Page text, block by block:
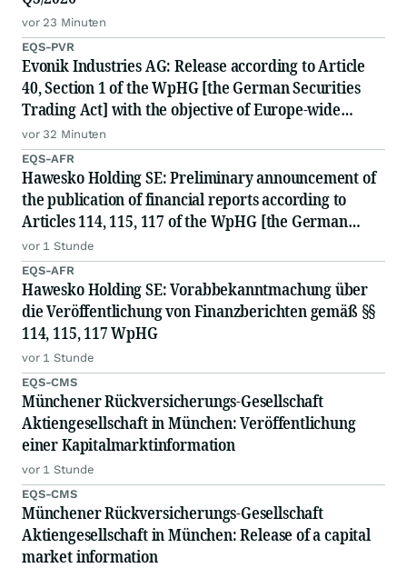
vor 23 Minuten
EQS-PVR
Evonik Industries AG: Release according to Article
40, Section 1 of the WpHG [the German Securities
Trading Act] with the objective of Europe-wide
distribution
vor 32 Minuten
EQS-AFR
Hawesko Holding SE: Preliminary announcement of
the publication of financial reports according to
Articles 114, 115, 117 of the WpHG [the German
Securities Act]
vor 1 Stunde
EQS-AFR
Hawesko Holding SE: Vorabbekanntmachung über
die Veröffentlichung von Finanzberichten gemäß §§
114, 115, 117 WpHG
vor 1 Stunde
EQS-CMS
Münchener Rückversicherungs-Gesellschaft
Aktiengesellschaft in München: Veröffentlichung
einer Kapitalmarktinformation
vor 1 Stunde
EQS-CMS
Münchener Rückversicherungs-Gesellschaft
Aktiengesellschaft in München: Release of a capital
market information